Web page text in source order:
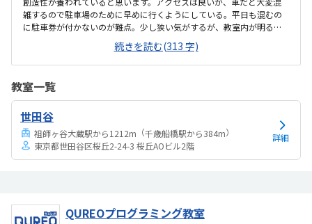
雑するので駐車場のために早めに行くようにしている。平日も混むの
に駐車券が付かないのが難点。少し狭い気がするが、教室内が明るく
て外からも様子が伺える点が良い。子供は好きで通っているので、値
段は気にしないようにしているが、レゴ教室に通っていると言うと周
りからは「高くない？」と言われる通り、料金は高めな気がする。ブ
親しいお友達ができて良かったです。平日でも駐車券を付けてほしい
です。
続きを読む(313 字)
教室一覧
世田谷
祖師ヶ谷大蔵駅から1212m （千歳船橋駅から384m）
東京都世田谷区桜丘2-24-3 桜丘AOビル2階
詳細
QUREOプログラミング教室